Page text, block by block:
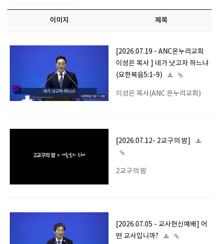
이미지 제목
[2026.07.19 - ANC온누리교회
이성은 목사 ] 네가 낫고자 하느냐
(요한복음5:1-9)
이성은 목사(ANC 온누리교회)
[2026.07.12- 2교구의 밤]
2교구의 밤
[2026.07.05 - 교사헌신예배] 어
떤 교사입니까?